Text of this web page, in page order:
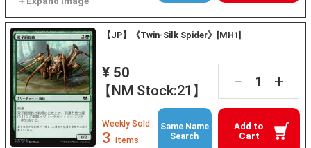
【JP】《Twin-Silk Spider》[MH1]
¥ 50
【NM Stock:21】
－ +
Add to
Cart
Weekly Sold :
3 items
Same Name
Search